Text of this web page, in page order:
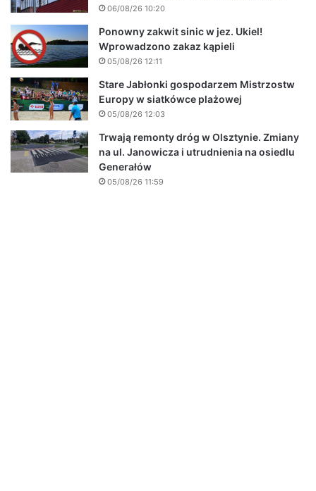
06/08/26 10:20
Ponowny zakwit sinic w jez. Ukiel!
Wprowadzono zakaz kąpieli
05/08/26 12:11
Stare Jabłonki gospodarzem Mistrzostw
Europy w siatkówce plażowej
05/08/26 12:03
Trwają remonty dróg w Olsztynie. Zmiany
na ul. Janowicza i utrudnienia na osiedlu
Generałów
05/08/26 11:59